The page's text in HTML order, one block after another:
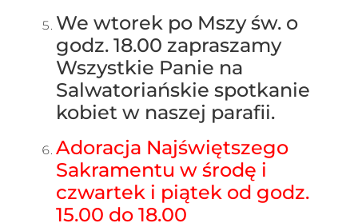
We wtorek po Mszy św. o
godz. 18.00 zapraszamy
Wszystkie Panie na
Salwatoriańskie spotkanie
kobiet w naszej parafii.
Adoracja Najświętszego
Sakramentu w środę i
czwartek i piątek od godz.
15.00 do 18.00